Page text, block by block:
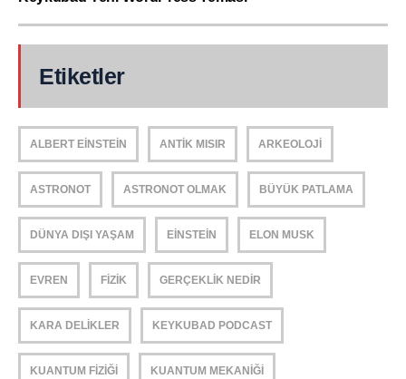
Etiketler
ALBERT EINSTEIN ANTIK MISIR ARKEOLOJI
ASTRONOT ASTRONOT OLMAK BÜYÜK PATLAMA
DÜNYA DIŞI YAŞAM EINSTEIN ELON MUSK
EVREN FIZIK GERÇEKLIK NEDIR
KARA DELIKLER KEYKUBAD PODCAST
KUANTUM FIZIĞI KUANTUM MEKANIĞI